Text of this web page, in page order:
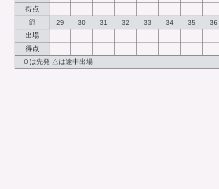
得点
節
29 30 31 32 33 34 35 36
出場
得点
Ｏは先発 △は途中出場